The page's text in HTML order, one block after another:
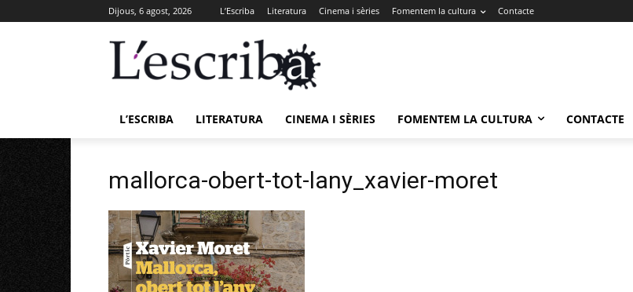
Dijous, 6 agost, 2026 L’Escriba Literatura Cinema i sèries Fomentem la cultura Contacte
L’ESCRIBA LITERATURA CINEMA I SÈRIES FOMENTEM LA CULTURA CONTACTE
mallorca-obert-tot-lany_xavier-moret